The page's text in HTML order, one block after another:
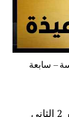
– سابعة
شرح نص من ذكريات تلميذة المحور 2 الثاني